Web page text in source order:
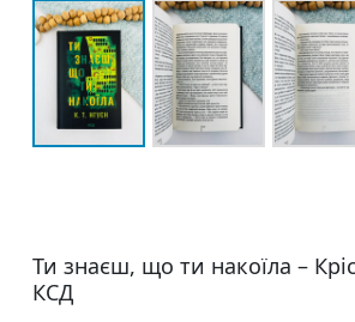
Ти знаєш, що ти накоїла –
КСД